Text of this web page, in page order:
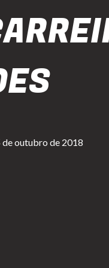
de outubro de 2018